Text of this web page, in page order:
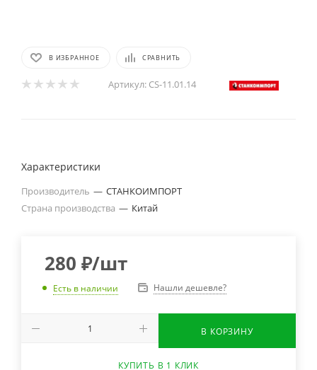
В ИЗБРАННОЕ СРАВНИТЬ
Артикул: CS-11.01.14
Характеристики
Производитель — СТАНКОИМПОРТ
Страна производства — Китай
280 ₽/шт
Есть в наличии Нашли дешевле?
В КОРЗИНУ
КУПИТЬ В 1 КЛИК